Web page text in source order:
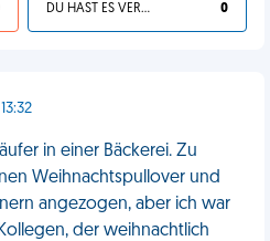
DU HAST ES VERDIENT 0
in einer Bäckerei. Zu
Weihnachtspullover und
angezogen, aber ich war
der weihnachtlich